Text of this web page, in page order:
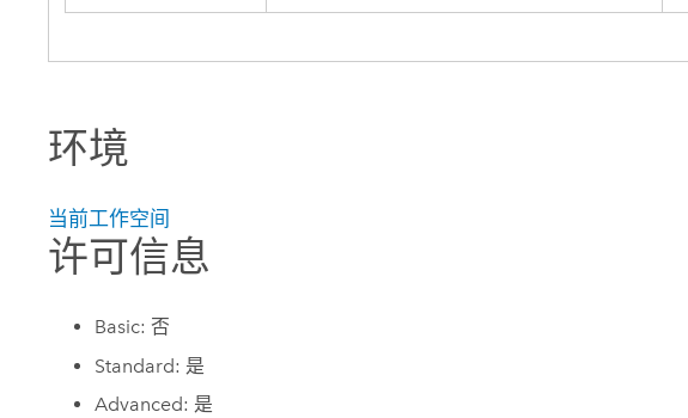
环境
当前工作空间
许可信息
Basic: 否
Standard: 是
Advanced: 是